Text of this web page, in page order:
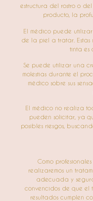
estructura del rostro o
producto, la
El médico puede
de la piel a tratar. Estas
tinta es
Se puede utilizar una
molestias durante el
médico sobre sus
El médico no realiza
pueden solicitar, ya
posibles riesgos,
Como
realizaremos un
adecuada y
convencidos de que el
resultados cumplen